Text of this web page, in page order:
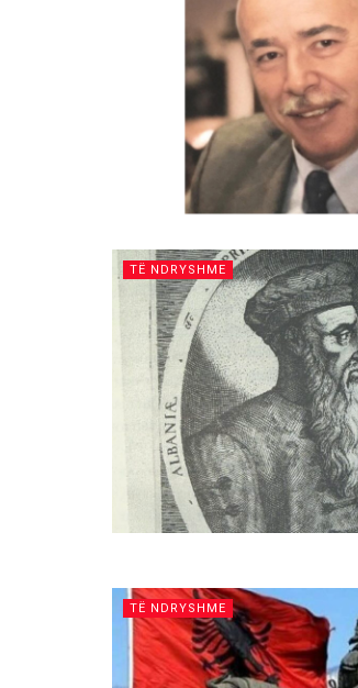
TË NDRYSHME
TË NDRYSHME